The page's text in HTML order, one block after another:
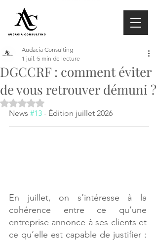
DGCCRF : comment éviter
de vous retrouver démuni ?
Audacia Consulting
1 juil. 5 min de lecture
Noté NaN étoiles sur 5.
News #13 - Édition juillet 2026
En juillet, on s’intéresse à la
cohérence entre ce qu’une
entreprise annonce à ses clients et
ce qu’elle est capable de justifier :